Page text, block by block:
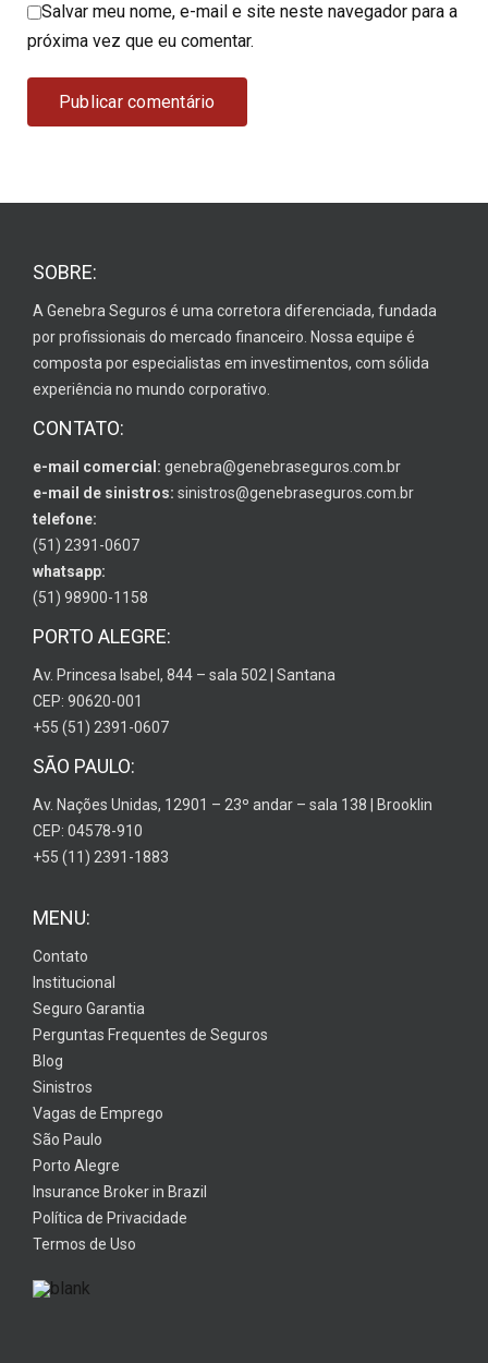
Salvar meu nome, e-mail e site neste navegador para a
próxima vez que eu comentar.
SOBRE:
A Genebra Seguros é uma corretora diferenciada, fundada
por profissionais do mercado financeiro. Nossa equipe é
composta por especialistas em investimentos, com sólida
experiência no mundo corporativo.
CONTATO:
e-mail comercial: genebra@genebraseguros.com.br
e-mail de sinistros: sinistros@genebraseguros.com.br
telefone:
(51) 2391-0607
whatsapp:
(51) 98900-1158
PORTO ALEGRE:
Av. Princesa Isabel, 844 – sala 502 | Santana
CEP: 90620-001
+55 (51) 2391-0607
SÃO PAULO:
Av. Nações Unidas, 12901 – 23º andar – sala 138 | Brooklin
CEP: 04578-910
+55 (11) 2391-1883
MENU:
Contato
Institucional
Seguro Garantia
Perguntas Frequentes de Seguros
Blog
Sinistros
Vagas de Emprego
São Paulo
Porto Alegre
Insurance Broker in Brazil
Política de Privacidade
Termos de Uso